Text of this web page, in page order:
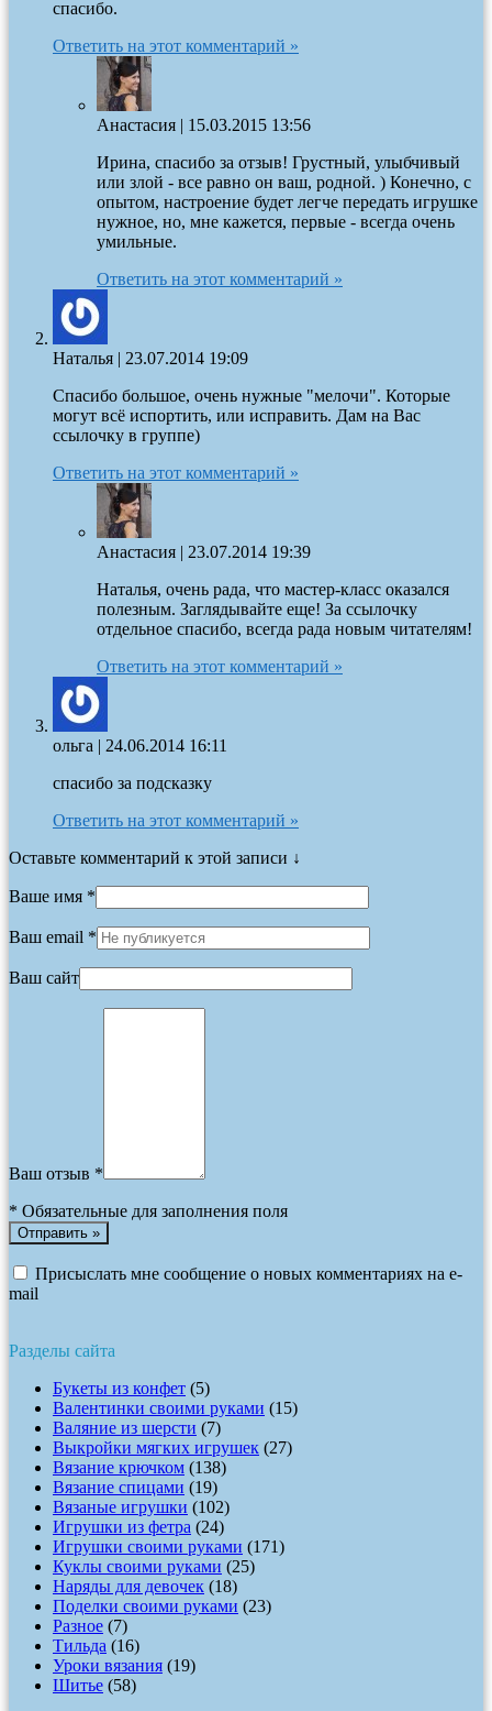
спасибо.
Ответить на этот комментарий »
Анастасия | 15.03.2015 13:56
Ирина, спасибо за отзыв! Грустный, улыбчивый
или злой - все равно он ваш, родной. ) Конечно, с
опытом, настроение будет легче передать игрушке
нужное, но, мне кажется, первые - всегда очень
умильные.
Ответить на этот комментарий »
Наталья | 23.07.2014 19:09
Спасибо большое, очень нужные "мелочи". Которые
могут всё испортить, или исправить. Дам на Вас
ссылочку в группе)
Ответить на этот комментарий »
Анастасия | 23.07.2014 19:39
Наталья, очень рада, что мастер-класс оказался
полезным. Заглядывайте еще! За ссылочку
отдельное спасибо, всегда рада новым читателям!
Ответить на этот комментарий »
ольга | 24.06.2014 16:11
спасибо за подсказку
Ответить на этот комментарий »
Оставьте комментарий к этой записи ↓
Ваше имя *
Ваш email *
Ваш сайт
Ваш отзыв *
* Обязательные для заполнения поля
Присыслать мне сообщение о новых комментариях на e-
mail
Разделы сайта
Букеты из конфет (5)
Валентинки своими руками (15)
Валяние из шерсти (7)
Выкройки мягких игрушек (27)
Вязание крючком (138)
Вязание спицами (19)
Вязаные игрушки (102)
Игрушки из фетра (24)
Игрушки своими руками (171)
Куклы своими руками (25)
Наряды для девочек (18)
Поделки своими руками (23)
Разное (7)
Тильда (16)
Уроки вязания (19)
Шитье (58)